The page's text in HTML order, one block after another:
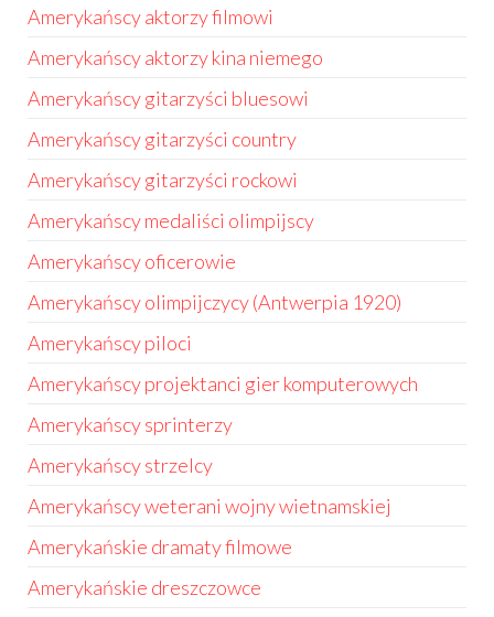
Amerykańscy aktorzy filmowi
Amerykańscy aktorzy kina niemego
Amerykańscy gitarzyści bluesowi
Amerykańscy gitarzyści country
Amerykańscy gitarzyści rockowi
Amerykańscy medaliści olimpijscy
Amerykańscy oficerowie
Amerykańscy olimpijczycy (Antwerpia 1920)
Amerykańscy piloci
Amerykańscy projektanci gier komputerowych
Amerykańscy sprinterzy
Amerykańscy strzelcy
Amerykańscy weterani wojny wietnamskiej
Amerykańskie dramaty filmowe
Amerykańskie dreszczowce